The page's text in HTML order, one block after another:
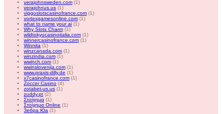
verajohnsweden.com (1)
verajohnus.us (1)
viggoslotscasinofrance.com (1)
vortexgamesonline.com (1)
what to name your ai (1)
Why Slots Charm (1)
wildtokyocasinoitalia.com (1)
winnercasinofrance.com (1)
Winnita (1)
winzcanada.com (1)
winzindia.com (1)
wwinch.com (1)
wwinslovenija.com (1)
www.praxis-dilly.de (1)
x7casinofrance.com (1)
Zoccer Casino (4)
zotabet-us.us (1)
zuddy.pt (2)
Στοίχημα (1)
Στοίχημα Online (1)
Зебра Юа (1)